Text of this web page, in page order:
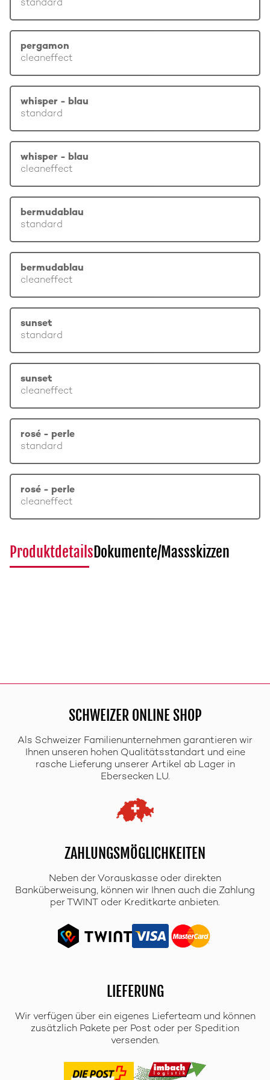
standard
pergamon
cleaneffect
whisper - blau
standard
whisper - blau
cleaneffect
bermudablau
standard
bermudablau
cleaneffect
sunset
standard
sunset
cleaneffect
rosé - perle
standard
rosé - perle
cleaneffect
ProduktdetailsDokumente/Massskizzen
SCHWEIZER ONLINE SHOP
Als Schweizer Familienunternehmen garantieren wir
Ihnen unseren hohen Qualitätsstandart und eine
rasche Lieferung unserer Artikel ab Lager in
Ebersecken LU.
ZAHLUNGSMÖGLICHKEITEN
Neben der Vorauskasse oder direkten
Banküberweisung, können wir Ihnen auch die Zahlung
per TWINT oder Kreditkarte anbieten.
LIEFERUNG
Wir verfügen über ein eigenes Lieferteam und können
zusätzlich Pakete per Post oder per Spedition
versenden.